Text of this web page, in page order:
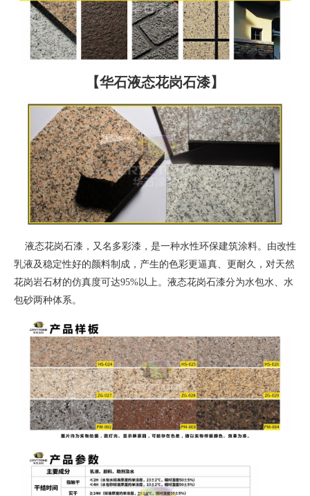
【华石液态花岗石漆】
液态花岗石漆，又名多彩漆，是一种水性环保建筑涂料。由改性
乳液及稳定性好的颜料制成，产生的色彩更逼真、更耐久，对天然
花岗岩石材的仿真度可达95%以上。液态花岗石漆分为水包水、水
包砂两种体系。